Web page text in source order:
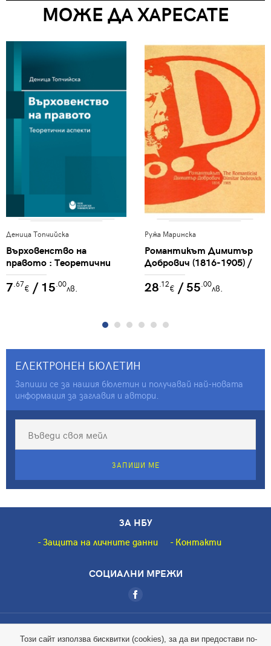
МОЖЕ ДА ХАРЕСАТЕ
Деница Топчийска
Върховенство на
правото : Теоретични
аспекти
7.67€ / 15.00лв.
Ружа Маринска
Романтикът Димитър
Добрович (1816-1905) /
Ружа Маринска = The
Romanticist Dimitar
Dobrovich (1816-1905) /
28.12€ / 55.00лв.
ЕЛЕКТРОНЕН БЮЛЕТИН
Запиши се за нашия бюлетин и получавай най-новата
информация за заглавия и автори.
ЗАПИШИ МЕ
ЗА НБУ
Защита на личните данни Контакти
СОЦИАЛНИ МРЕЖИ
Този сайт използва бисквитки (cookies), за да ви предостави по-